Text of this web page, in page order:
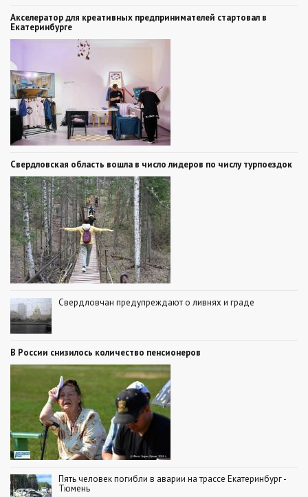
Акселератор для креативных предпринимателей стартовал в
Екатеринбурге
Свердловская область вошла в число лидеров по числу турпоездок
Свердловчан предупреждают о ливнях и граде
В России снизилось количество пенсионеров
Пять человек погибли в аварии на трассе Екатеринбург -
Тюмень